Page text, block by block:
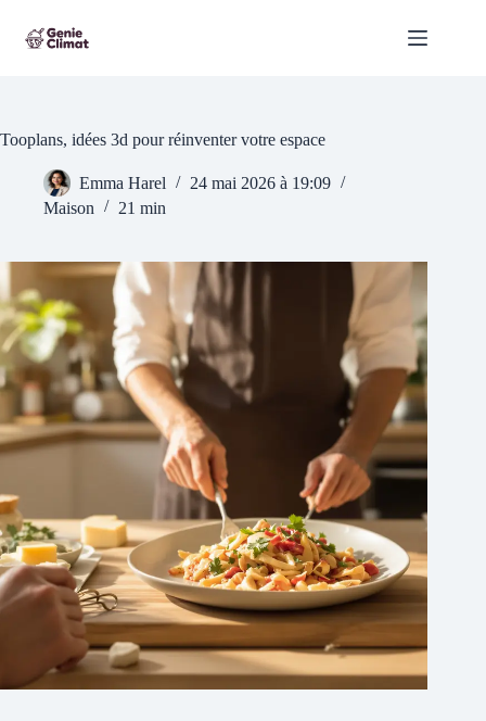
contenu
Tooplans, idées 3d pour réinventer votre espace
Emma Harel
24 mai 2026 à 19:09
Maison
21 min